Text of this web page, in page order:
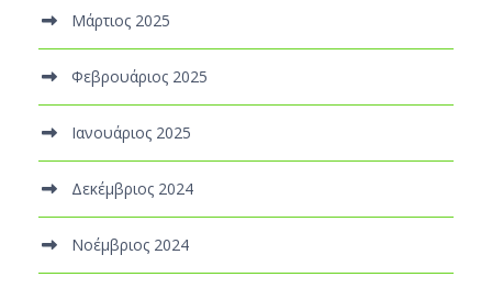
Μάρτιος 2025
Φεβρουάριος 2025
Ιανουάριος 2025
Δεκέμβριος 2024
Νοέμβριος 2024